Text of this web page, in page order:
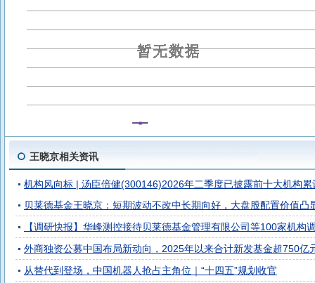
王晓京相关资讯
机构风向标 | 汤臣倍健(300146)2026年二季度已披露前十大机构
贝莱德基金王晓京：短期波动不改中长期向好，大盘股配置价值凸
【调研快报】华峰测控接待贝莱德基金管理有限公司等100家机构
外商独资公募中国布局新动向，2025年以来合计新发基金超750亿
从替代到登场，中国机器人抢占主角位｜“十四五”规划收官